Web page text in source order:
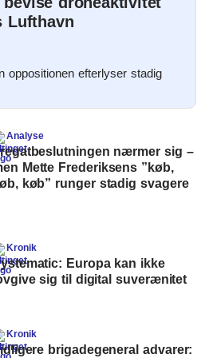
Lufthavn
oppositionen efterlyser stadig
Analyse
nærmer sig –
Mette Frederiksens ”køb,
køb” runger stadig svagere
Kronik
Europa kan ikke
sig til digital suverænitet
Kronik
brigadegeneral advarer: